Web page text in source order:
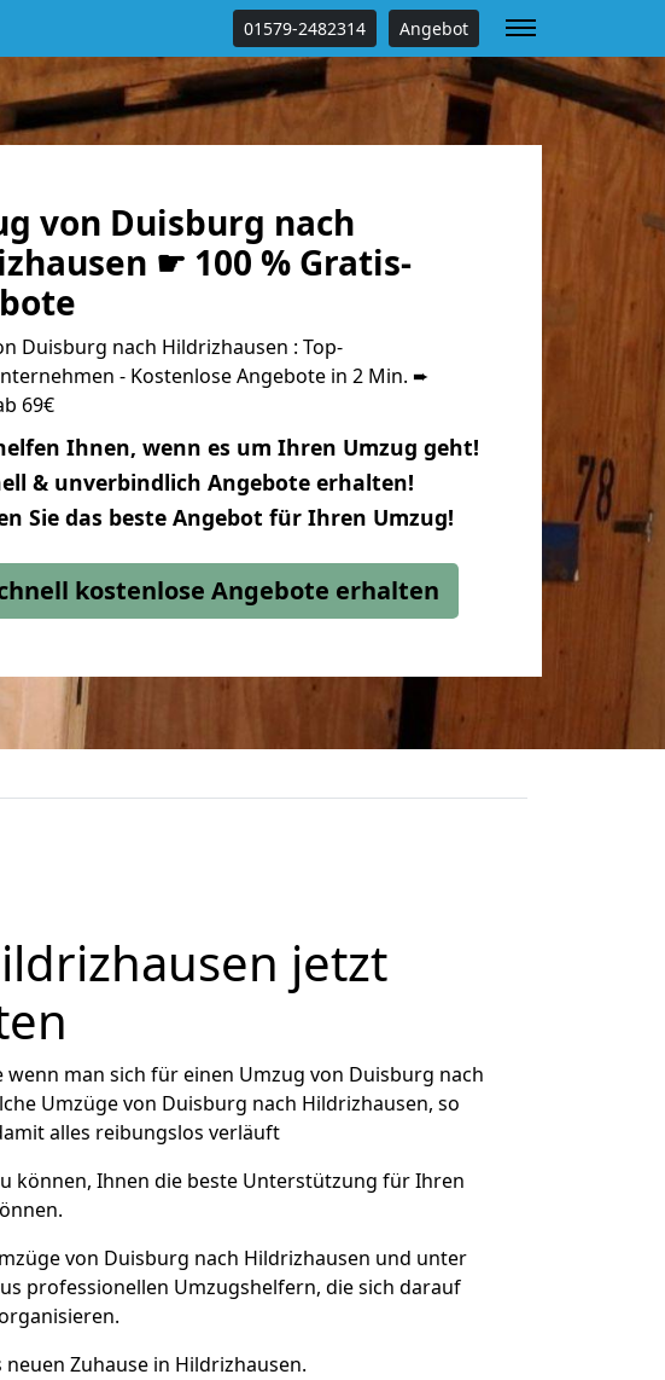
01579-2482314 Angebot
von Duisburg nach
☛ 100 % Gratis-
Duisburg nach Hildrizhausen : Top-
- Kostenlose Angebote in 2 Min. ➨
69€
Ihnen, wenn es um Ihren Umzug geht!
& unverbindlich Angebote erhalten!
Sie das beste Angebot für Ihren Umzug!
kostenlose Angebote erhalten
jetzt
wenn man sich für einen Umzug von Duisburg nach
Umzüge von Duisburg nach Hildrizhausen, so
alles reibungslos verläuft
können, Ihnen die beste Unterstützung für Ihren
von Duisburg nach Hildrizhausen und unter
professionellen Umzugshelfern, die sich darauf
Zuhause in Hildrizhausen.